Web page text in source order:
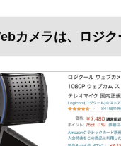
カメラは、ロジ